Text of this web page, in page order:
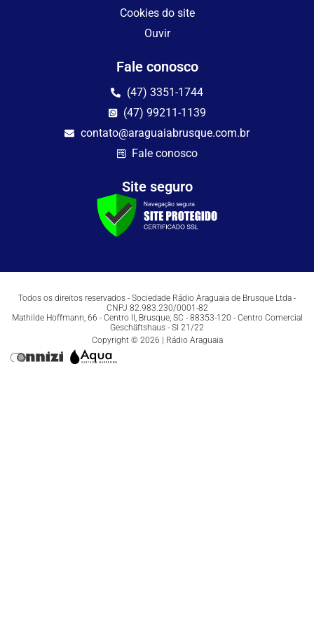
Cookies do site
Ouvir
Fale conosco
(47) 3351-1744
(47) 99211-1139
contato@araguaiabrusque.com.br
Fale conosco
Site seguro
Todos os direitos reservados - Sociedade Rádio Araguaia de Brusque Ltda -
CNPJ 82.983.230/0001-82
Mathilde Hoffmann, 66 - Centro II, Brusque, SC - 88353-120 - Centro Comercial
Geschäftshaus - Sl 21/22
Copyright © 2026 | Rádio Araguaia